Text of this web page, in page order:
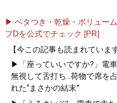
▶ ベタつき・乾燥・ボリュー
プDを公式でチェック [PR]
【今この記事も読まれています
▶「座っていいですか?」電
無視して舌打ち...荷物で席を
れた“まさかの結末”